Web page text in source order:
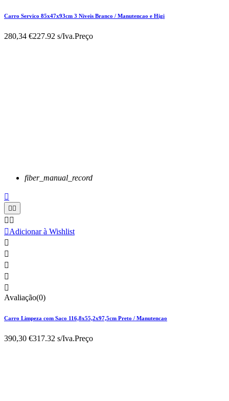
Carro Servico 85x47x93cm 3 Niveis Branco / Manutencao e Higi
280,34 €227.92 s/Iva.Preço
fiber_manual_record


 
Adicionar à Wishlist





Avaliação(0)
Carro Limpeza com Saco 116,8x55,2x97,5cm Preto / Manutencao
390,30 €317.32 s/Iva.Preço